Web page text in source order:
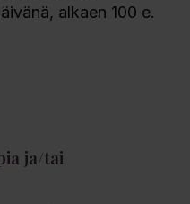
alkaen 100 e.
ja/tai